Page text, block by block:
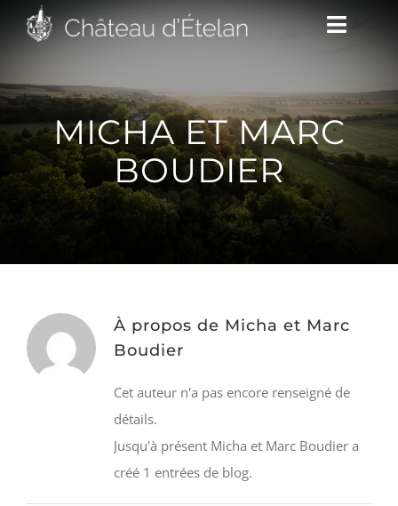
Passer
Toggle
DÉCOUVRIR
VENIR
NOUS SUIVRE
L’ASSOCIATION
CONTACT/ACCÈS
MICHA ET MARC
BOUDIER
À propos de Micha et Marc
Boudier
Cet auteur n'a pas encore renseigné de
détails.
Jusqu'à présent Micha et Marc Boudier a
créé 1 entrées de blog.